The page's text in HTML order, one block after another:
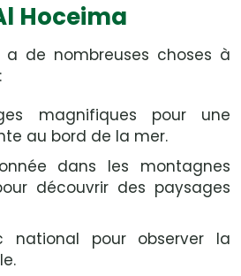
Hoceima
a de nombreuses choses à
magnifiques pour une
au bord de la mer.
dans les montagnes
découvrir des paysages
national pour observer la